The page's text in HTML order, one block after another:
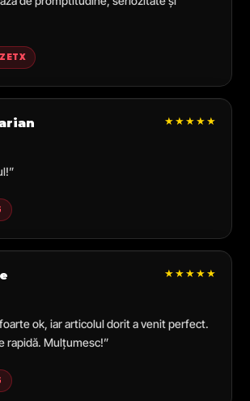
★★★★★
★★★★★
ok, iar articolul dorit a venit perfect.
rapidă. Mulțumesc!”